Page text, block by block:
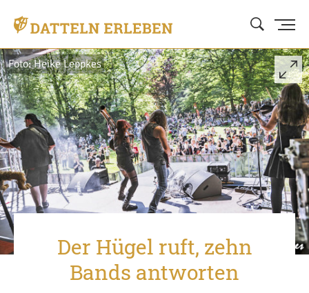
Foto: Heike Leppkes
Der Hügel ruft, zehn
Bands antworten